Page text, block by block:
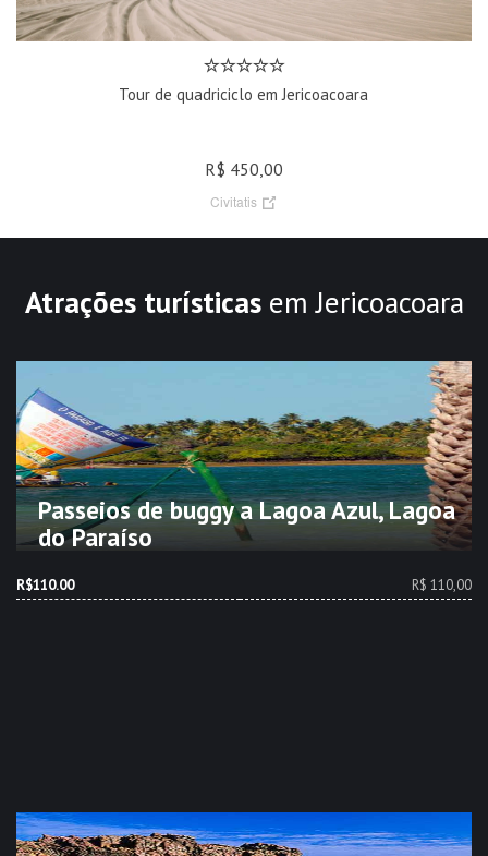
Tour de quadriciclo em Jericoacoara
R$ 450,00
Civitatis
Atrações turísticasem Jericoacoara
Passeios de buggy a Lagoa Azul, Lagoa
do Paraíso
R$110.00 R$ 110,00